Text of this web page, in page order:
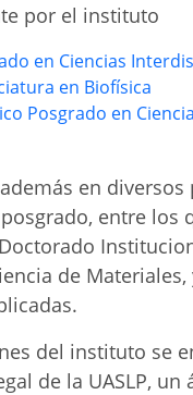
por el instituto
en Ciencias
en Biofísica
Posgrado en
en diversos
entre los
de Materiales,
del instituto se
de la UASLP, un